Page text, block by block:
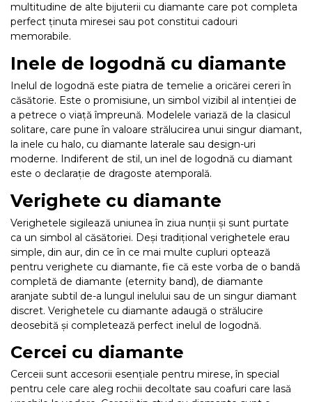
multitudine de alte bijuterii cu diamante care pot completa
perfect ținuta miresei sau pot constitui cadouri
memorabile.
Inele de logodnă cu diamante
Inelul de logodnă este piatra de temelie a oricărei cereri în
căsătorie. Este o promisiune, un simbol vizibil al intenției de
a petrece o viață împreună. Modelele variază de la clasicul
solitare, care pune în valoare strălucirea unui singur diamant,
la inele cu halo, cu diamante laterale sau design-uri
moderne. Indiferent de stil, un inel de logodnă cu diamant
este o declarație de dragoste atemporală.
Verighete cu diamante
Verighetele sigilează uniunea în ziua nunții și sunt purtate
ca un simbol al căsătoriei. Deși tradițional verighetele erau
simple, din aur, din ce în ce mai multe cupluri optează
pentru verighete cu diamante, fie că este vorba de o bandă
completă de diamante (eternity band), de diamante
aranjate subtil de-a lungul inelului sau de un singur diamant
discret. Verighetele cu diamante adaugă o strălucire
deosebită și completează perfect inelul de logodnă.
Cercei cu diamante
Cerceii sunt accesorii esențiale pentru mirese, în special
pentru cele care aleg rochii decoltate sau coafuri care lasă